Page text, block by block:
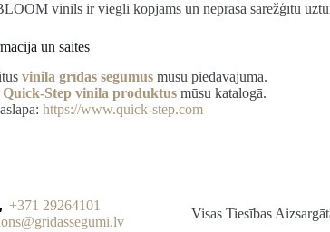
vinils ir viegli kopjams un neprasa sarežģītu
un saites
vinila grīdas segumus mūsu piedāvājumā.
Quick-Step vinila produktus mūsu katalogā.
https://www.quick-step.com
+371 29264101
Visas Tiesības